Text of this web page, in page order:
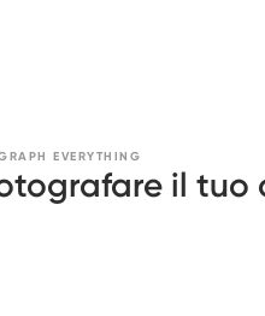
EVERYTHING
il tuo